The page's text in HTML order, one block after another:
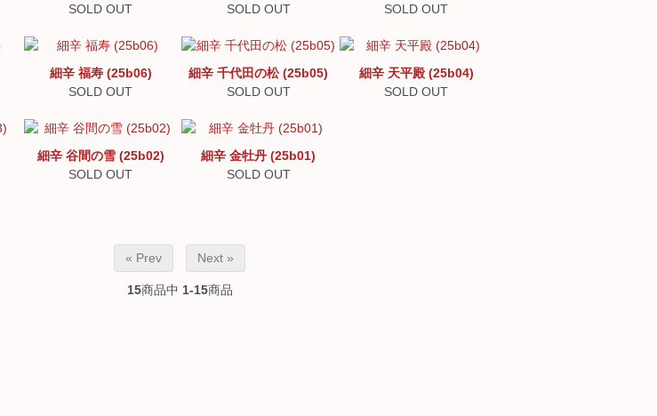
SOLD OUT
SOLD OUT
SOLD OUT
細辛 福寿 (25b06)
SOLD OUT
細辛 千代田の松 (25b05)
SOLD OUT
細辛 天平殿 (25b04)
SOLD OUT
細辛 谷間の雪 (25b02)
SOLD OUT
細辛 金牡丹 (25b01)
SOLD OUT
« Prev Next »
15商品中 1-15商品